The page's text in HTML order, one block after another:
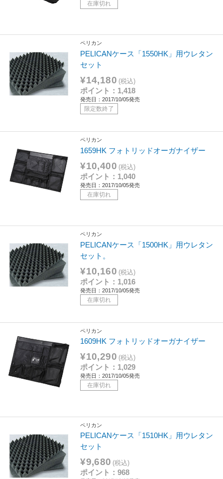
在庫切れ
ペリカン
PELICANケース「1550HK」用ウレタン
セット
¥14,180 (税込)
ポイント：1,418
発売日：2017/10/05発売
限定数終了
ペリカン
1659HK フォトリッドオーガナイザー
¥10,400 (税込)
ポイント：1,040
発売日：2017/10/05発売
在庫切れ
ペリカン
PELICANケース「1500HK」用ウレタン
セット。
¥10,160 (税込)
ポイント：1,016
発売日：2017/10/05発売
在庫切れ
ペリカン
1609HK フォトリッドオーガナイザー
¥10,290 (税込)
ポイント：1,029
発売日：2017/10/05発売
在庫切れ
ペリカン
PELICANケース「1510HK」用ウレタン
セット
¥9,680 (税込)
ポイント：968